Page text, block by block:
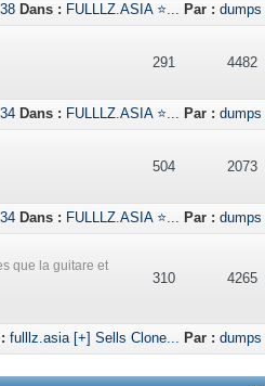
Dans : FULLLZ.ASIA ⭐... Par : dumps
291 4482
Dans : FULLLZ.ASIA ⭐... Par : dumps
504 2073
Dans : FULLLZ.ASIA ⭐... Par : dumps
que la guitare et
310 4265
fulllz.asia [+] Sells Clone... Par : dumps